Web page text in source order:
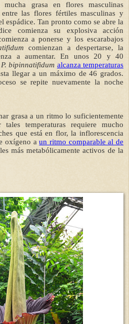
mucha grasa en flores masculinas
las flores fértiles masculinas y
espádice. Tan pronto como se abre la
comienza su explosiva acción
a ponerse y los escarabajos
comienzan a despertarse, la
a aumentar. En unos 20 y 40
P. bipinnatifidum alcanza temperaturas
llegar a un máximo de 46 grados.
se repite nuevamente la noche
grasa a un ritmo lo suficientemente
temperaturas requiere mucho
que está en flor, la inflorescencia
oxígeno aun ritmo comparable al de
más metabólicamente activos de la